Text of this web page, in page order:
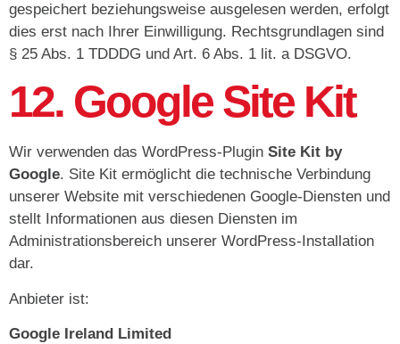
gespeichert beziehungsweise ausgelesen werden, erfolgt
dies erst nach Ihrer Einwilligung. Rechtsgrundlagen sind
§ 25 Abs. 1 TDDDG und Art. 6 Abs. 1 lit. a DSGVO.
12. Google Site Kit
Wir verwenden das WordPress-Plugin Site Kit by
Google. Site Kit ermöglicht die technische Verbindung
unserer Website mit verschiedenen Google-Diensten und
stellt Informationen aus diesen Diensten im
Administrationsbereich unserer WordPress-Installation
dar.
Anbieter ist:
Google Ireland Limited